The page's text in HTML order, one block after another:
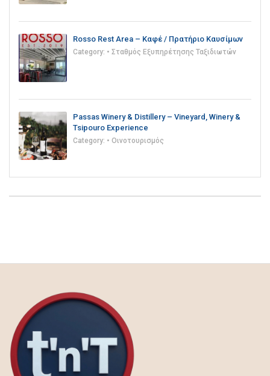
Rosso Rest Area – Καφέ / Πρατήριο Καυσίμων
Category: • Σταθμός Εξυπηρέτησης Ταξιδιωτών
Passas Winery & Distillery – Vineyard, Winery &
Tsipouro Experience
Category: • Οινοτουρισμός